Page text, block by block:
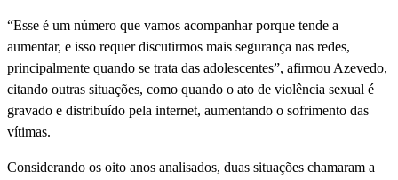
“Esse é um número que vamos acompanhar porque tende a
aumentar, e isso requer discutirmos mais segurança nas redes,
principalmente quando se trata das adolescentes”, afirmou Azevedo,
citando outras situações, como quando o ato de violência sexual é
gravado e distribuído pela internet, aumentando o sofrimento das
vítimas.
Considerando os oito anos analisados, duas situações chamaram a